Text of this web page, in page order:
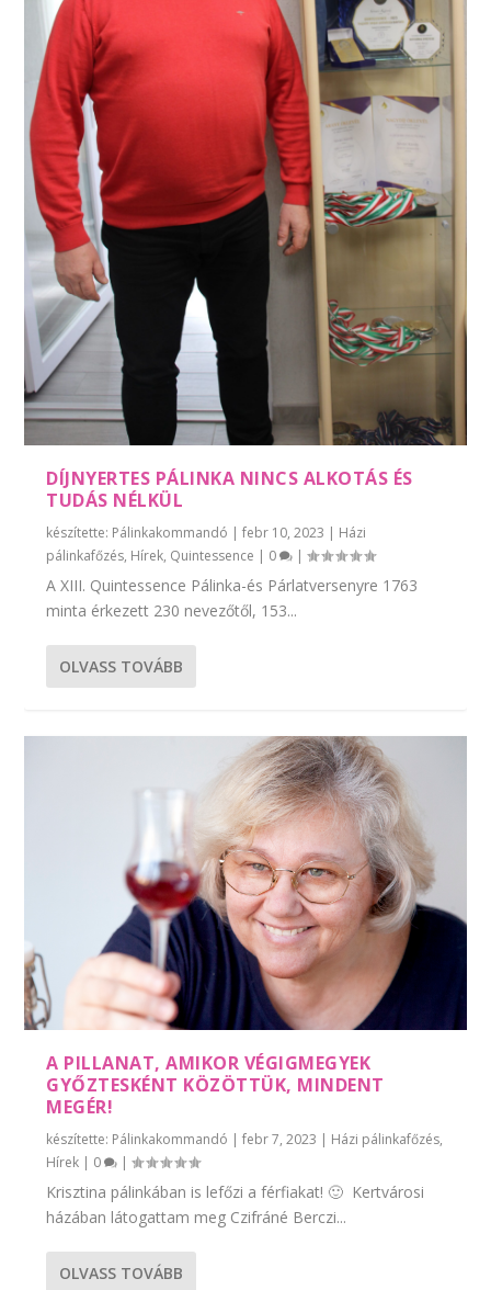
DÍJNYERTES PÁLINKA NINCS ALKOTÁS ÉS
TUDÁS NÉLKÜL
készítette: Pálinkakommandó |febr 10, 2023 | Házi
pálinkafőzés, Hírek, Quintessence | 0 |
A XIII. Quintessence Pálinka-és Párlatversenyre 1763
minta érkezett 230 nevezőtől, 153...
OLVASS TOVÁBB
A PILLANAT, AMIKOR VÉGIGMEGYEK
GYŐZTESKÉNT KÖZÖTTÜK, MINDENT
MEGÉR!
készítette: Pálinkakommandó |febr 7, 2023 | Házi pálinkafőzés,
Hírek | 0 |
Krisztina pálinkában is lefőzi a férfiakat! 🙂 ​ Kertvárosi
házában látogattam meg Czifráné Berczi...
OLVASS TOVÁBB